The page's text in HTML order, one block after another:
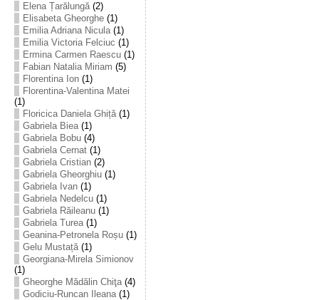
Elena Țarălungă(2)
Elisabeta Gheorghe(1)
Emilia Adriana Nicula(1)
Emilia Victoria Felciuc (1)
Ermina Carmen Raescu(1)
Fabian Natalia Miriam (5)
Florentina Ion(1)
Florentina-Valentina Matei
(1)
Floricica Daniela Ghiță(1)
Gabriela Biea(1)
Gabriela Bobu(4)
Gabriela Cernat(1)
Gabriela Cristian(2)
Gabriela Gheorghiu(1)
Gabriela Ivan(1)
Gabriela Nedelcu(1)
Gabriela Răileanu(1)
Gabriela Turea(1)
Geanina-Petronela Roșu(1)
Gelu Mustață(1)
Georgiana-Mirela Simionov
(1)
Gheorghe Mădălin Chiţa(4)
Godiciu-Runcan Ileana(1)